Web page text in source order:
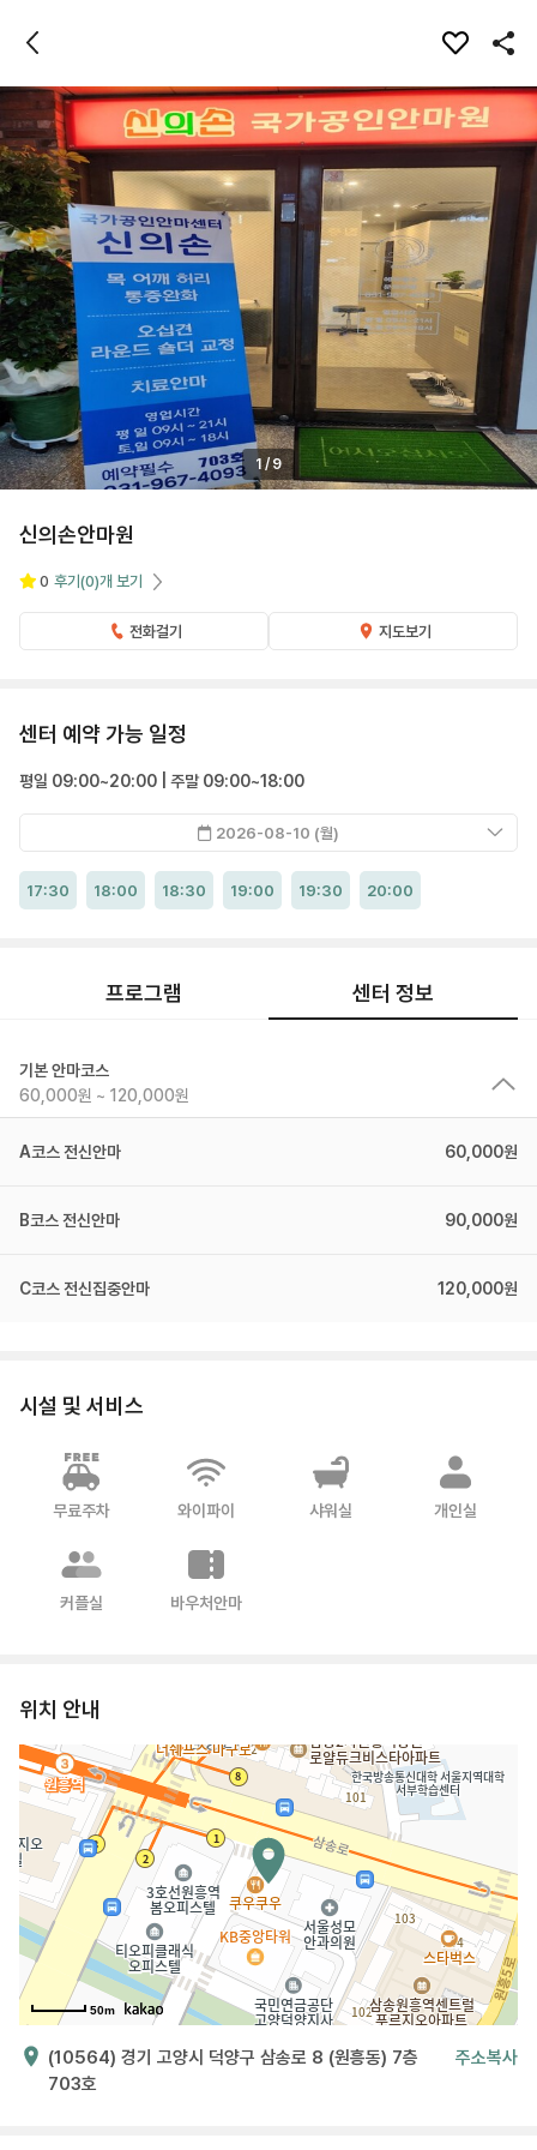
1 / 9
신의손안마원
0 후기 (0)개 보기
전화걸기 지도보기
센터 예약 가능 일정
평일 09:00~20:00 | 주말 09:00~18:00
2026-08-10 (월)
17:30 18:00 18:30 19:00 19:30 20:00
프로그램 센터 정보
기본 안마코스
60,000원 ~ 120,000원
A코스 전신안마 60,000원
B코스 전신안마 90,000원
C코스 전신집중안마 120,000원
시설 및 서비스
무료주차 와이파이 샤워실 개인실
커플실 바우처안마
위치 안내
50m
(10564) 경기 고양시 덕양구 삼송로 8 (원흥동) 7층
703호
주소복사